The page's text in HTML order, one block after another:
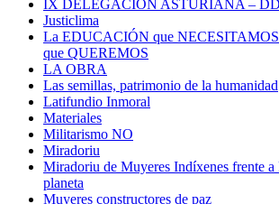
IX DELEGACIÓN ASTURIANA –
Justiclima
La EDUCACIÓN que
que QUEREMOS
LA OBRA
Las semillas, patrimonio de la humanidad
Latifundio Inmoral
Materiales
Militarismo NO
Miradoriu
Miradoriu de Muyeres Indíxenes frente a
planeta
Muyeres constructores de paz